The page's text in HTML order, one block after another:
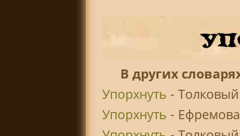
В других
Упорхнуть -
Упорхнуть -